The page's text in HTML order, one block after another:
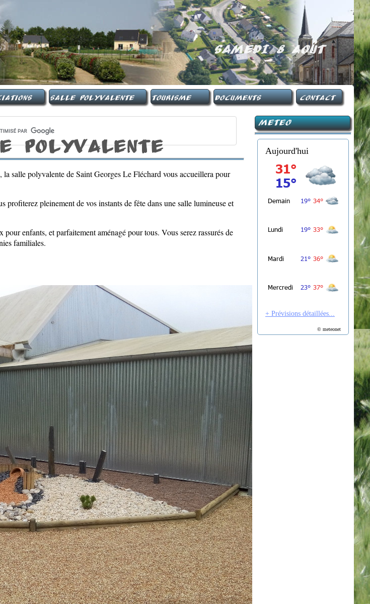
SAMEDI 8 AOûT
Salle Polyvalente Tourisme Documents Contact
Meteo
Aujourd'hui
+ Prévisions détaillées...
© meteonet
Polyvalente
salle polyvalente de Saint Georges Le Fléchard vous accueillera pour
profiterez pleinement de vos instants de fête dans une salle lumineuse et
enfants, et parfaitement aménagé pour tous. Vous serez rassurés de
familiales.